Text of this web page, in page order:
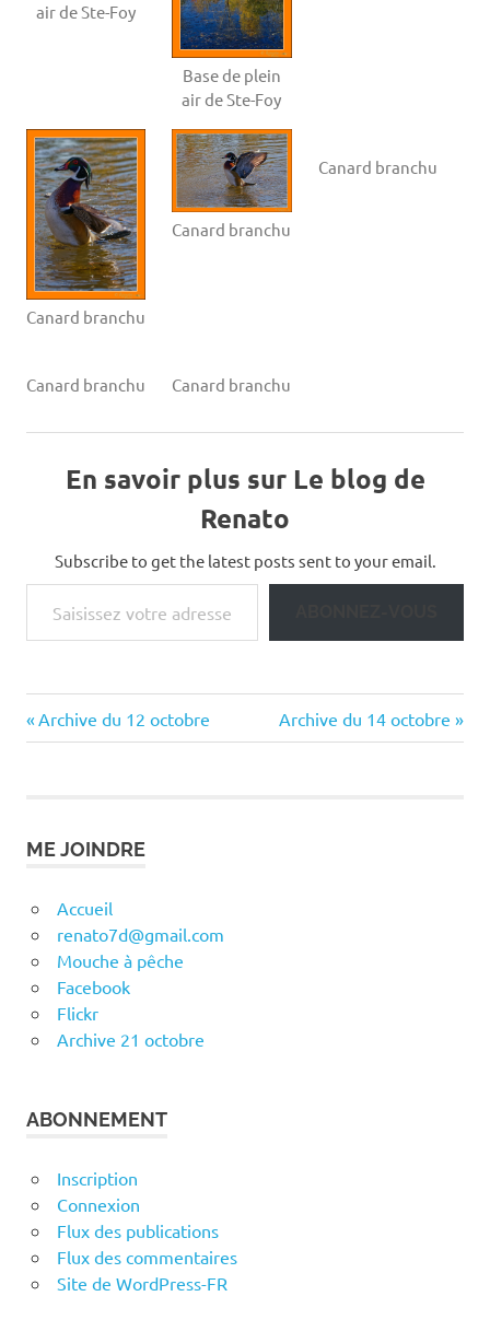
air de Ste-Foy
Base de plein
air de Ste-Foy
Canard branchu
Canard branchu
Canard branchu
Canard branchu Canard branchu
En savoir plus sur Le blog de
Renato
Subscribe to get the latest posts sent to your email.
Saisissez votre adresse e-mail…
Navigation
Previous
Post:
Archive du 12 octobre
Next
Post:
Archive du 14 octobre
ME JOINDRE
Accueil
renato7d@gmail.com
Mouche à pêche
Facebook
Flickr
Archive 21 octobre
ABONNEMENT
Inscription
Connexion
Flux des publications
Flux des commentaires
Site de WordPress-FR